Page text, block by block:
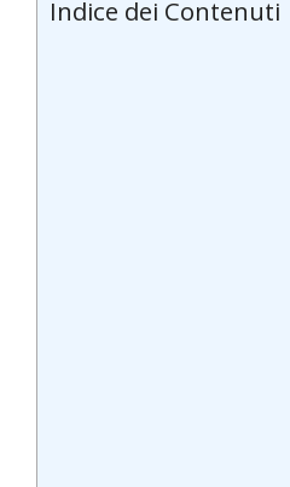
Indice dei Contenuti